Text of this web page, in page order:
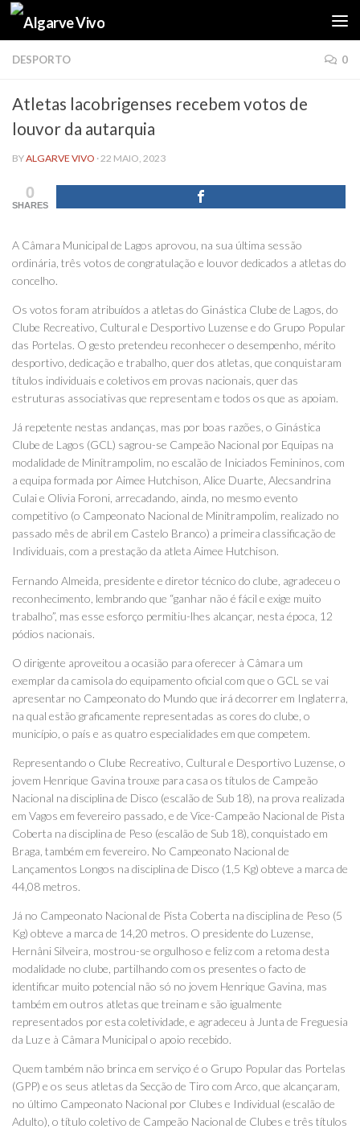
Skip to content
DESPORTO 0
Atletas lacobrigenses recebem votos de
louvor da autarquia
BYALGARVE VIVO ·22 MAIO, 2023
0
SHARES
A Câmara Municipal de Lagos aprovou, na sua última sessão
ordinária, três votos de congratulação e louvor dedicados a atletas do
concelho.
Os votos foram atribuídos a atletas do Ginástica Clube de Lagos, do
Clube Recreativo, Cultural e Desportivo Luzense e do Grupo Popular
das Portelas. O gesto pretendeu reconhecer o desempenho, mérito
desportivo, dedicação e trabalho, quer dos atletas, que conquistaram
títulos individuais e coletivos em provas nacionais, quer das
estruturas associativas que representam e todos os que as apoiam.
Já repetente nestas andanças, mas por boas razões, o Ginástica
Clube de Lagos (GCL) sagrou-se Campeão Nacional por Equipas na
modalidade de Minitrampolim, no escalão de Iniciados Femininos, com
a equipa formada por Aimee Hutchison, Alice Duarte, Alecsandrina
Culai e Olivia Foroni, arrecadando, ainda, no mesmo evento
competitivo (o Campeonato Nacional de Minitrampolim, realizado no
passado mês de abril em Castelo Branco) a primeira classificação de
Individuais, com a prestação da atleta Aimee Hutchison.
Fernando Almeida, presidente e diretor técnico do clube, agradeceu o
reconhecimento, lembrando que “ganhar não é fácil e exige muito
trabalho”, mas esse esforço permitiu-lhes alcançar, nesta época, 12
pódios nacionais.
O dirigente aproveitou a ocasião para oferecer à Câmara um
exemplar da camisola do equipamento oficial com que o GCL se vai
apresentar no Campeonato do Mundo que irá decorrer em Inglaterra,
na qual estão graficamente representadas as cores do clube, o
município, o país e as quatro especialidades em que competem.
Representando o Clube Recreativo, Cultural e Desportivo Luzense, o
jovem Henrique Gavina trouxe para casa os títulos de Campeão
Nacional na disciplina de Disco (escalão de Sub 18), na prova realizada
em Vagos em fevereiro passado, e de Vice-Campeão Nacional de Pista
Coberta na disciplina de Peso (escalão de Sub 18), conquistado em
Braga, também em fevereiro. No Campeonato Nacional de
Lançamentos Longos na disciplina de Disco (1,5 Kg) obteve a marca de
44,08 metros.
Já no Campeonato Nacional de Pista Coberta na disciplina de Peso (5
Kg) obteve a marca de 14,20 metros. O presidente do Luzense,
Hernâni Silveira, mostrou-se orgulhoso e feliz com a retoma desta
modalidade no clube, partilhando com os presentes o facto de
identificar muito potencial não só no jovem Henrique Gavina, mas
também em outros atletas que treinam e são igualmente
representados por esta coletividade, e agradeceu à Junta de Freguesia
da Luz e à Câmara Municipal o apoio recebido.
Quem também não brinca em serviço é o Grupo Popular das Portelas
(GPP) e os seus atletas da Secção de Tiro com Arco, que alcançaram,
no último Campeonato Nacional por Clubes e Individual (escalão de
Adulto), o título coletivo de Campeão Nacional de Clubes e três títulos